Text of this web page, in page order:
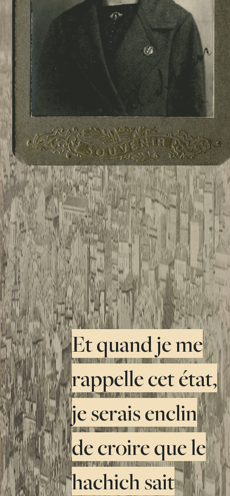
Et quand je me
rappelle cet état,
je serais enclin
de croire que le
hachich sait
TWITTER TUMBLR PINTEREST